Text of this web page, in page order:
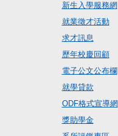
新生入學服務網
就業徵才活動
求才訊息
歷年校慶回顧
電子公文公布欄
就學貸款
ODF格式宣導網
獎助學金